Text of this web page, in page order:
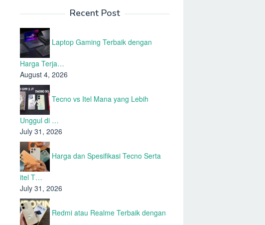
Recent Post
Laptop Gaming Terbaik dengan
Harga Terja…
August 4, 2026
Tecno vs Itel Mana yang Lebih
Unggul di …
July 31, 2026
Harga dan Spesifikasi Tecno Serta
itel T…
July 31, 2026
Redmi atau Realme Terbaik dengan